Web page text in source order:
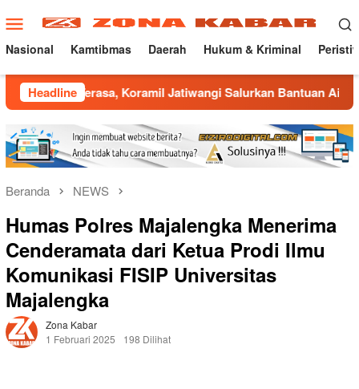
ke
konten
Menu
Mobile
Nasional Kamtibmas Daerah Hukum & Kriminal
Headline
Koramil Jatiwangi Salurkan Bantuan Air Bersih untuk
Beranda NEWS
Humas Polres Majalengka Menerima
Cenderamata dari Ketua Prodi Ilmu
Komunikasi FISIP Universitas
Majalengka
Zona Kabar
1 Februari 2025
198 Dilihat